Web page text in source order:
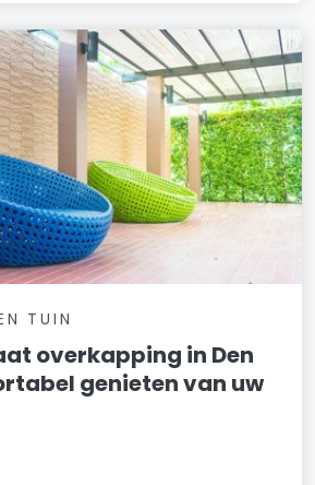
TUIN
overkapping in Den
genieten van uw